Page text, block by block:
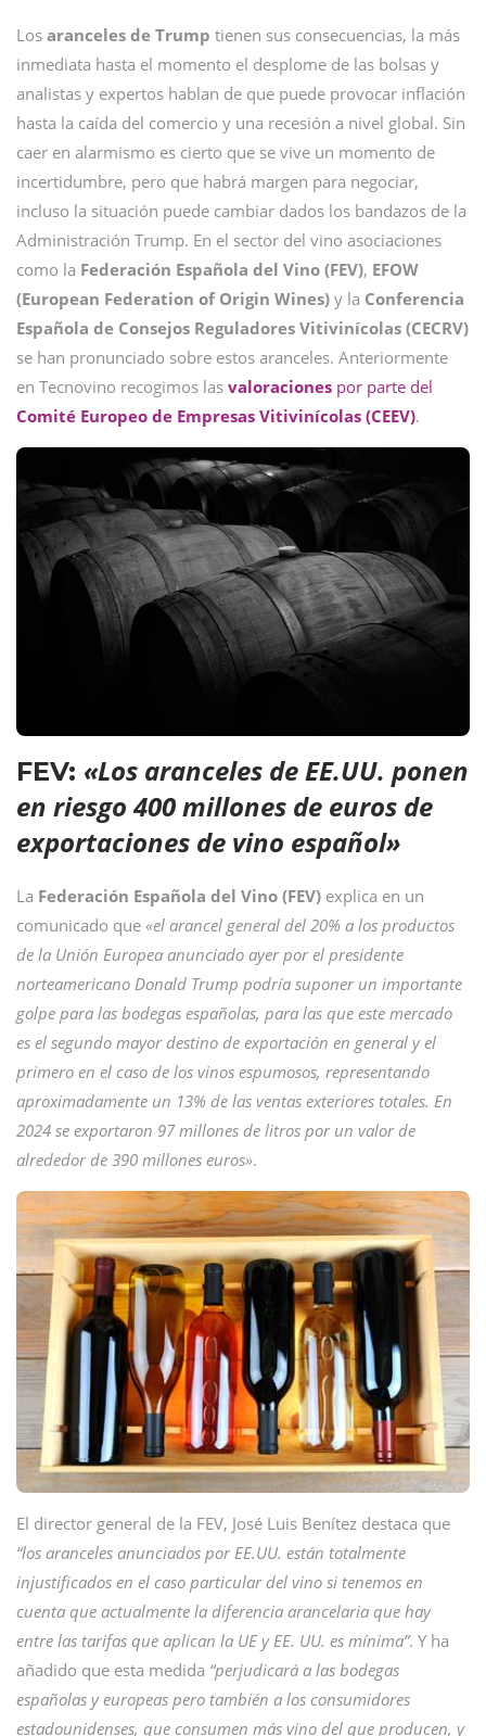
Los aranceles de Trump tienen sus consecuencias, la más
inmediata hasta el momento el desplome de las bolsas y
analistas y expertos hablan de que puede provocar inflación
hasta la caída del comercio y una recesión a nivel global. Sin
caer en alarmismo es cierto que se vive un momento de
incertidumbre, pero que habrá margen para negociar,
incluso la situación puede cambiar dados los bandazos de la
Administración Trump. En el sector del vino asociaciones
como la Federación Española del Vino (FEV), EFOW
(European Federation of Origin Wines) y la Conferencia
Española de Consejos Reguladores Vitivinícolas (CECRV)
se han pronunciado sobre estos aranceles. Anteriormente
en Tecnovino recogimos las valoraciones por parte del
Comité Europeo de Empresas Vitivinícolas (CEEV).
FEV: «Los aranceles de EE.UU. ponen
en riesgo 400 millones de euros de
exportaciones de vino español»
La Federación Española del Vino (FEV) explica en un
comunicado que «el arancel general del 20% a los productos
de la Unión Europea anunciado ayer por el presidente
norteamericano Donald Trump podría suponer un importante
golpe para las bodegas españolas, para las que este mercado
es el segundo mayor destino de exportación en general y el
primero en el caso de los vinos espumosos, representando
aproximadamente un 13% de las ventas exteriores totales. En
2024 se exportaron 97 millones de litros por un valor de
alrededor de 390 millones euros».
El director general de la FEV, José Luis Benítez destaca que
“los aranceles anunciados por EE.UU. están totalmente
injustificados en el caso particular del vino si tenemos en
cuenta que actualmente la diferencia arancelaria que hay
entre las tarifas que aplican la UE y EE. UU. es mínima”. Y ha
añadido que esta medida “perjudicará a las bodegas
españolas y europeas pero también a los consumidores
estadounidenses, que consumen más vino del que producen, y